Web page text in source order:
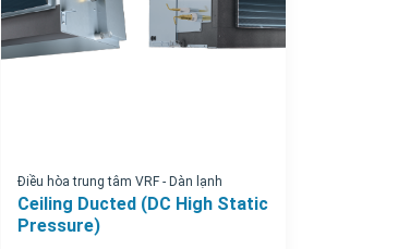
Điều hòa trung tâm VRF - Dàn lạnh
Ceiling Ducted (DC High Static
Pressure)